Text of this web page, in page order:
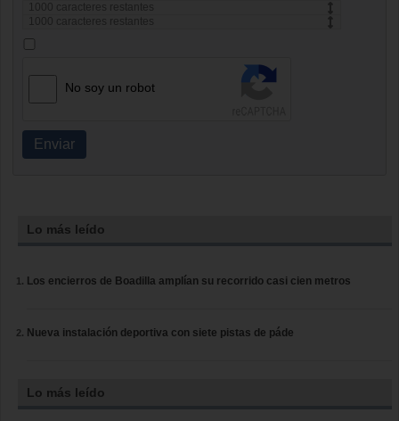
caracteres restantes
caracteres restantes
No soy un robot
Enviar
Lo más leído
Los encierros de Boadilla amplían su recorrido casi cien metros
Nueva instalación deportiva con siete pistas de páde
Lo más leído